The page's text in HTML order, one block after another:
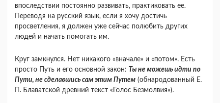
впоследствии постоянно развивать, практиковать ее.
Переводя на русский язык, если я хочу достичь
просветления, я должен уже сейчас полюбить других
людей и начать помогать им.
Круг замкнулся. Нет никакого «вначале» и «потом». Есть
просто Путь и его основной закон: Ты не можешь идти по
Пути, не сделавшись сам этим Путем (обнародованный Е.
П. Блаватской древний текст «Голос Безмолвия»).